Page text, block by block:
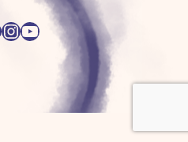
InstagramYouTube